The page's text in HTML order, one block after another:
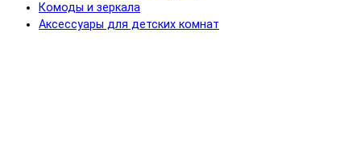
Комоды и зеркала
Аксессуары для детских комнат